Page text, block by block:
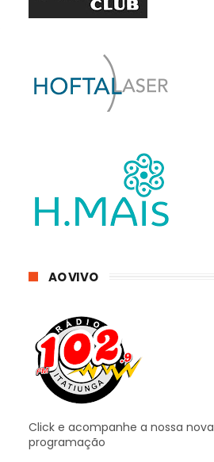
AO VIVO
Click e acompanhe a nossa nova
programação